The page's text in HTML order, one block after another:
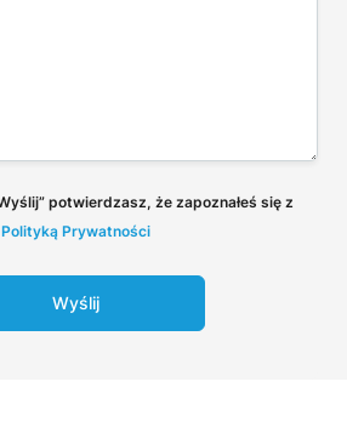
potwierdzasz, że zapoznałeś się z
Polityką Prywatności
Wyślij